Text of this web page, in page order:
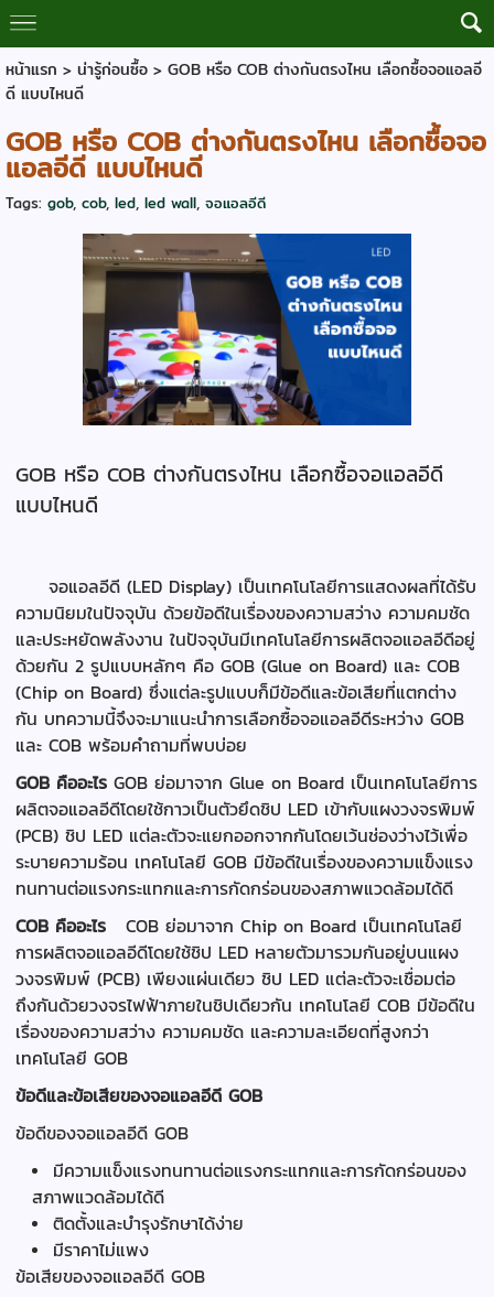
หน้าแรก > น่ารู้ก่อนซื้อ> GOB หรือ COB ต่างกันตรงไหน เลือกซื้อจอแอลอี
ดี แบบไหนดี
GOB หรือ COB ต่างกันตรงไหน เลือกซื้อจอ
แอลอีดี แบบไหนดี
Tags: gob, cob, led, led wall, จอแอลอีดี
GOB หรือ COB ต่างกันตรงไหน เลือกซื้อจอแอลอีดี
แบบไหนดี
จอแอลอีดี (LED Display) เป็นเทคโนโลยีการแสดงผลที่ได้รับ
ความนิยมในปัจจุบัน ด้วยข้อดีในเรื่องของความสว่าง ความคมชัด
และประหยัดพลังงาน ในปัจจุบันมีเทคโนโลยีการผลิตจอแอลอีดีอยู่
ด้วยกัน 2 รูปแบบหลักๆ คือ GOB (Glue on Board) และ COB
(Chip on Board) ซึ่งแต่ละรูปแบบก็มีข้อดีและข้อเสียที่แตกต่าง
กัน บทความนี้จึงจะมาแนะนำการเลือกซื้อจอแอลอีดีระหว่าง GOB
และ COB พร้อมคำถามที่พบบ่อย
GOB คืออะไรGOB ย่อมาจาก Glue on Board เป็นเทคโนโลยีการ
ผลิตจอแอลอีดีโดยใช้กาวเป็นตัวยึดชิป LED เข้ากับแผงวงจรพิมพ์
(PCB) ชิป LED แต่ละตัวจะแยกออกจากกันโดยเว้นช่องว่างไว้เพื่อ
ระบายความร้อน เทคโนโลยี GOB มีข้อดีในเรื่องของความแข็งแรง
ทนทานต่อแรงกระแทกและการกัดกร่อนของสภาพแวดล้อมได้ดี
COB คืออะไรCOB ย่อมาจาก Chip on Board เป็นเทคโนโลยี
การผลิตจอแอลอีดีโดยใช้ชิป LED หลายตัวมารวมกันอยู่บนแผง
วงจรพิมพ์ (PCB) เพียงแผ่นเดียว ชิป LED แต่ละตัวจะเชื่อมต่อ
ถึงกันด้วยวงจรไฟฟ้าภายในชิปเดียวกัน เทคโนโลยี COB มีข้อดีใน
เรื่องของความสว่าง ความคมชัด และความละเอียดที่สูงกว่า
เทคโนโลยี GOB
ข้อดีและข้อเสียของจอแอลอีดี GOB
ข้อดีของจอแอลอีดี GOB
มีความแข็งแรงทนทานต่อแรงกระแทกและการกัดกร่อนของ
สภาพแวดล้อมได้ดี
ติดตั้งและบำรุงรักษาได้ง่าย
มีราคาไม่แพง
ข้อเสียของจอแอลอีดี GOB